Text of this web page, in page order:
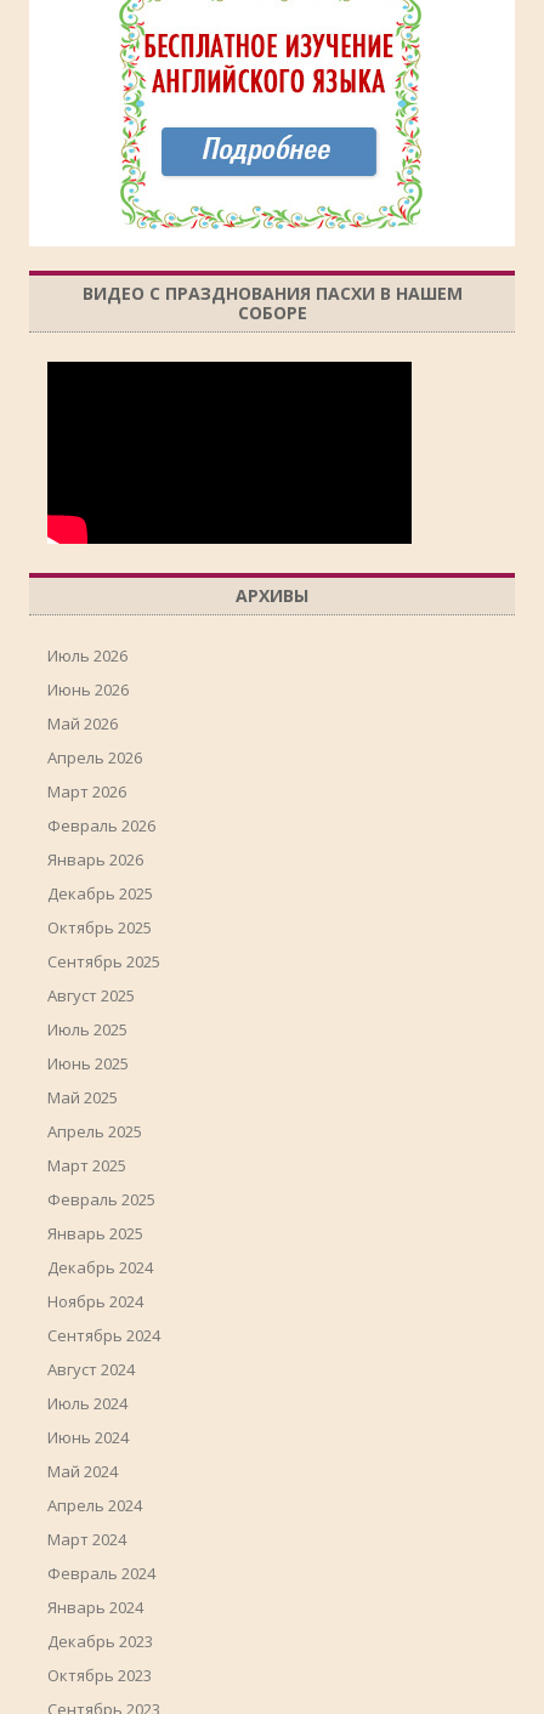
ВИДЕО С ПРАЗДНОВАНИЯ ПАСХИ В НАШЕМ
СОБОРЕ
АРХИВЫ
Июль 2026
Июнь 2026
Май 2026
Апрель 2026
Март 2026
Февраль 2026
Январь 2026
Декабрь 2025
Октябрь 2025
Сентябрь 2025
Август 2025
Июль 2025
Июнь 2025
Май 2025
Апрель 2025
Март 2025
Февраль 2025
Январь 2025
Декабрь 2024
Ноябрь 2024
Сентябрь 2024
Август 2024
Июль 2024
Июнь 2024
Май 2024
Апрель 2024
Март 2024
Февраль 2024
Январь 2024
Декабрь 2023
Октябрь 2023
Сентябрь 2023